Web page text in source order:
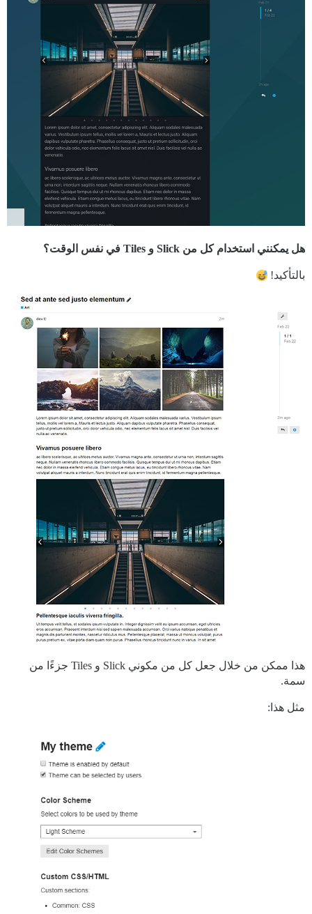
هل يمكنني استخدام كل من Slick و Tiles في نفس الوقت؟
بالتأكيد!
هذا ممكن من خلال جعل كل من مكوني Slick و Tiles جزءًا من
سمة.
مثل هذا: